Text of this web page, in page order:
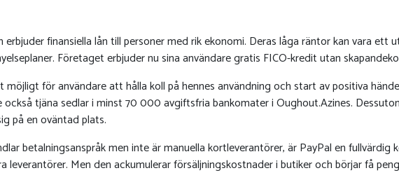
finansiella lån till personer med rik ekonomi. Deras låga räntor kan vara
Företaget erbjuder nu sina användare gratis FICO-kredit utan
för användare att hålla koll på hennes användning och start av positiva
tjäna sedlar i minst 70 000 avgiftsfria bankomater i Oughout.Azines.
på en oväntad plats.
betalningsanspråk men inte är manuella kortleverantörer, är PayPal en
Men den ackumulerar försäljningskostnader i butiker och börjar få